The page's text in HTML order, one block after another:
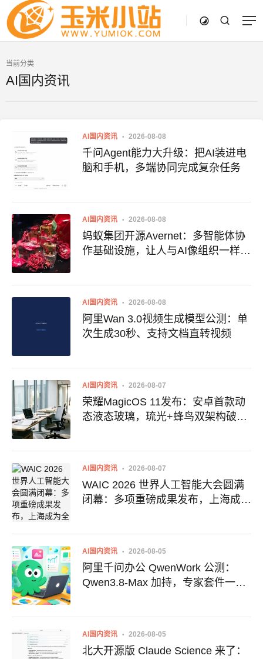
当前分类
AI国内资讯
AI国内资讯 2026-08-08
千问Agent能力大升级：把AI装进电
脑和手机，多端协同完成复杂任务
AI国内资讯 2026-08-08
蚂蚁集团开源Avernet：多智能体协
作基础设施，让人与AI像组织一样高
AI国内资讯 2026-08-08
阿里Wan 3.0视频生成模型公测：单
次生成30秒、支持文档直转视频
AI国内资讯 2026-08-07
荣耀MagicOS 11发布：安卓首款动
态液态玻璃，琉光+蜂鸟双架构破解
AI国内资讯 2026-08-07
WAIC 2026 世界人工智能大会圆满
闭幕：多项重磅成果发布，上海成为
AI国内资讯 2026-08-05
阿里千问办公 QwenWork 公测：
Qwen3.8-Max 加持，专家套件一口
AI国内资讯 2026-08-05
北大开源版 Claude Science 来了：